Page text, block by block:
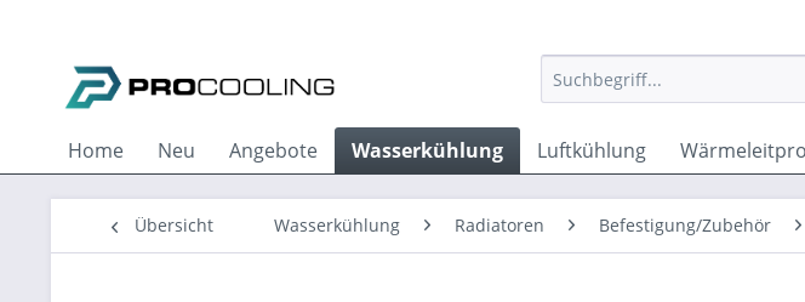
Home Neu Angebote Wasserkühlung Luftkühlung
Übersicht Wasserkühlung Radiatoren Befestigung/Zubehör